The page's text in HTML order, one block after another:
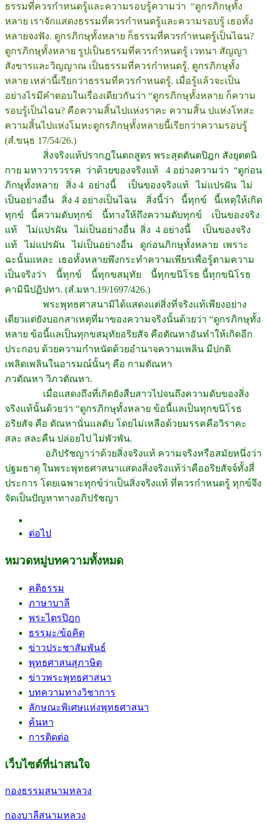
ธรรมที่ควรกำหนดรู้และความรอบรู้ความว่า “ดูกรภิกษุทั้ง
หลาย เราจักแสดงธรรมที่ควรกำหนดรู้และความรอบรู้ เธอทั้ง
หลายจงฟัง. ดูกรภิกษุทั้งหลาย ก็ธรรมที่ควรกำหนดรู้เป็นไฉน?
ดูกรภิกษุทั้งหลาย รูปเป็นธรรมที่ควรกำหนดรู้ เวทนา สัญญา
สังขารและวิญญาณ เป็นธรรมที่ควรกำหนดรู้. ดูกรภิกษุทั้ง
หลาย เหล่านี้เรียกว่าธรรมที่ควรกำหนดรู้. เมื่อรู้แล้วจะเป็น
อย่างไรมีคำตอบในเรื่องเดียวกันว่า “ดูกรภิกษุทั้งหลาย ก็ความ
รอบรู้เป็นไฉน? คือความสิ้นไปแห่งราคะ ความสิ้น ปแห่งโทสะ
ความสิ้นไปแห่งโมหะดูกรภิกษุทั้งหลายนี้เรียกว่าความรอบรู้
(สํ.ขนฺธ 17/54/26.)
สิ่งจริงแท้ปรากฎในตถสูตร พระสุตตันตปิฎก สังยุตตนิ
กาย มหาวารวรรค ว่าด้วยของจริงแท้ 4 อย่างความว่า “ดูก่อน
ภิกษุทั้งหลาย สิ่ง 4 อย่างนี้ เป็นของจริงแท้ ไม่แปรผัน ไม่
เป็นอย่างอื่น สิ่ง 4 อย่างเป็นไฉน สิ่งนี้ว่า นี้ทุกข์ นี้เหตุให้เกิด
ทุกข์ นี้ความดับทุกข์ นี้ทางให้ถึงความดับทุกข์ เป็นของจริง
แท้ ไม่แปรผัน ไม่เป็นอย่างอื่น สิ่ง 4 อย่างนี้ เป็นของจริง
แท้ ไม่แปรผัน ไม่เป็นอย่างอื่น ดูก่อนภิกษุทั้งหลาย เพราะ
ฉะนั้นแหละ เธอทั้งหลายพึงกระทำความเพียรเพื่อรู้ตามความ
เป็นจริงว่า นี้ทุกข์ นี้ทุกขสมุทัย นี้ทุกขนิโรธ นี้ทุกขนิโรธ
คามินีปฏิปทา. (สํ.มหา.19/1697/426.)
พระพุทธศาสนามิได้แสดงแต่สิ่งที่จริงแท้เพียงอย่าง
เดียวแต่ยังบอกสาเหตุที่มาของความจริงนั้นด้วยว่า “ดูกรภิกษุทั้ง
หลาย ข้อนี้แลเป็นทุกขสมุทัยอริยสัจ คือตัณหาอันทำให้เกิดอีก
ประกอบ ด้วยความกำหนัดด้วยอำนาจความเพลิน มีปกติ
เพลิดเพลินในอารมณ์นั้นๆ คือ กามตัณหา
ภวตัณหา วิภวตัณหา.
เมื่อแสดงถึงที่เกิดยังสืบสาวไปจนถึงความดับของสิ่ง
จริงแท้นั้นด้วยว่า “ดูกรภิกษุทั้งหลาย ข้อนี้แลเป็นทุกขนิโรธ
อริยสัจ คือ ตัณหานั่นแลดับ โดยไม่เหลือด้วยมรรคคือวิราคะ
สละ สละคืน ปล่อยไป ไม่พัวพัน.
อภิปรัชญาว่าด้วยสิ่งจริงแท้ ความจริงหรือสมัยหนึ่งว่า
ปฐมธาตุ ในพระพุทธศาสนาแสดงสิ่งจริงแท้ว่าคืออริยสัจจ์ทั้งสี่
ประการ โดยเฉพาะทุกข์ว่าเป็นสิ่งจริงแท้ ที่ควรกำหนดรู้ ทุกข์จึง
จัดเป็นปัญหาทางอภิปรัชญา
ต่อไป
หมวดหมู่บทความทั้งหมด
คติธรรม
ภาษาบาลี
พระไตรปิฎก
ธรรมะ/ข้อคิด
ข่าวประชาสัมพันธ์
พุทธศาสนสุภาษิต
ข่าวพระพุทธศาสนา
บทความทางวิชาการ
ลักษณะพิเศษแห่งพุทธศาสนา
ค้นหา
การติดต่อ
เว็บไซต์ที่น่าสนใจ
กองธรรมสนามหลวง
กองบาลีสนามหลวง